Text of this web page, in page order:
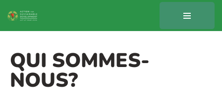
QUI SOMMES-
NOUS?